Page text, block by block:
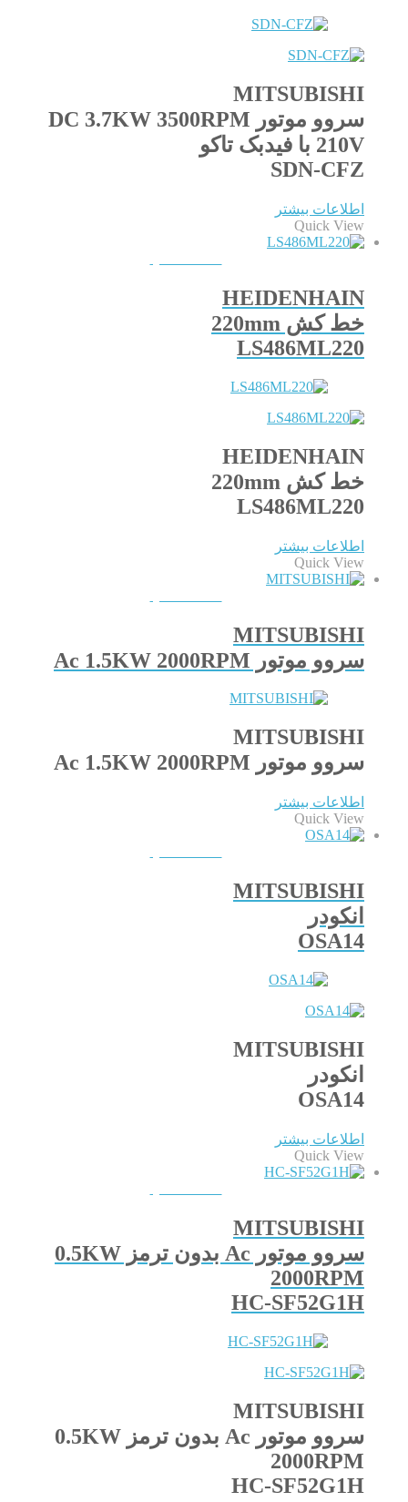
MITSUBISHI
سروو موتور DC 3.7KW 3500RPM
210V با فیدبک تاکو
SDN-CFZ
اطلاعات بیشتر
Quick View
HEIDENHAIN
خط کش 220mm
LS486ML220
HEIDENHAIN
خط کش 220mm
LS486ML220
اطلاعات بیشتر
Quick View
MITSUBISHI
سروو موتور Ac 1.5KW 2000RPM
MITSUBISHI
سروو موتور Ac 1.5KW 2000RPM
اطلاعات بیشتر
Quick View
MITSUBISHI
انکودر
OSA14
MITSUBISHI
انکودر
OSA14
اطلاعات بیشتر
Quick View
MITSUBISHI
سروو موتور Ac بدون ترمز 0.5KW
2000RPM
HC-SF52G1H
MITSUBISHI
سروو موتور Ac بدون ترمز 0.5KW
2000RPM
HC-SF52G1H